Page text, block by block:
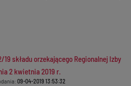
19 składu orzekającego Regionalnej Izby
2 kwietnia 2019 r.
09-04-2019 13:53:32